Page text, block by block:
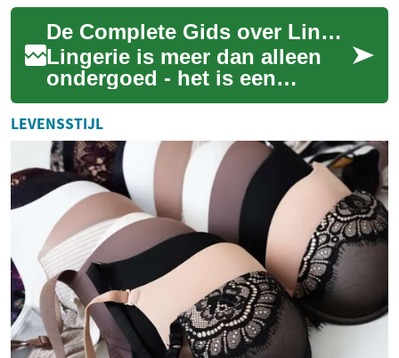
persoonlijke stijl, comfort en
zelfve...
De Complete Gids over Lingerie: Stijlen, Pasvorm en Verzorging
Lingerie is meer dan alleen
ondergoed - het is een
expressie van persoonlijke
stijl, comfort en
zelfvertrouwen. Of he...
LEVENSSTIJL